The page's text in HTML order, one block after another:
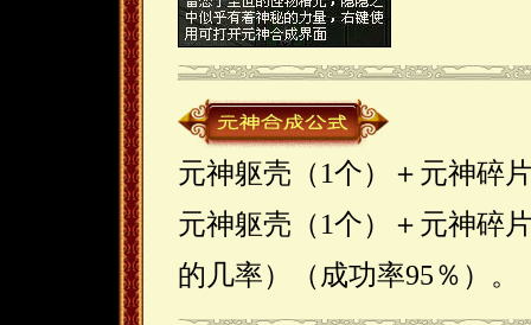
元神躯壳（1个）＋元神碎
元神躯壳（1个）＋元神碎
的几率）（成功率95％）。